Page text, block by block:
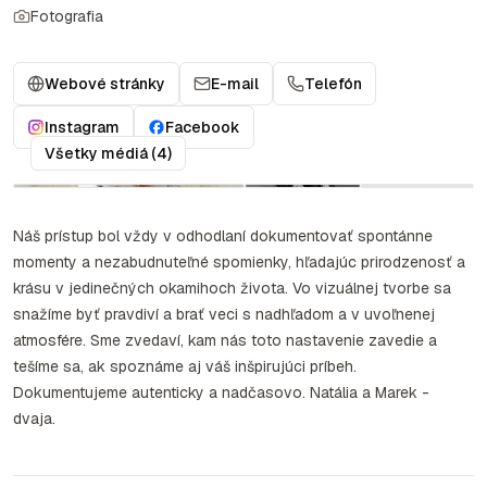
Fotografia
Webové stránky E-mail Telefón
Instagram
Facebook
Všetky médiá (4)
Náš prístup bol vždy v odhodlaní dokumentovať spontánne
momenty a nezabudnuteľné spomienky, hľadajúc prirodzenosť a
krásu v jedinečných okamihoch života. Vo vizuálnej tvorbe sa
snažíme byť pravdiví a brať veci s nadhľadom a v uvoľnenej
atmosfére. Sme zvedaví, kam nás toto nastavenie zavedie a
tešíme sa, ak spoznáme aj váš inšpirujúci príbeh.
Dokumentujeme autenticky a nadčasovo. Natália a Marek -
dvaja.